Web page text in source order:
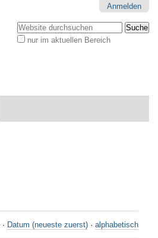
Anmelden
Website durchsuchen
nur im aktuellen Bereich
· Datum (neueste zuerst) · alphabetisch